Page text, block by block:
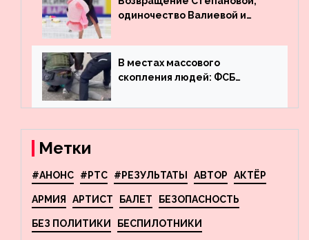
одиночество Валиевой и
что обсуждают в мире
фигурного катания
В местах массового
скопления людей: ФСБ
террористов, планировавших
Метки
#АНОНС #РТС #РЕЗУЛЬТАТЫ АВТОР АКТЁР
АРМИЯ АРТИСТ БАЛЕТ БЕЗОПАСНОСТЬ
БЕЗ ПОЛИТИКИ БЕСПИЛОТНИКИ